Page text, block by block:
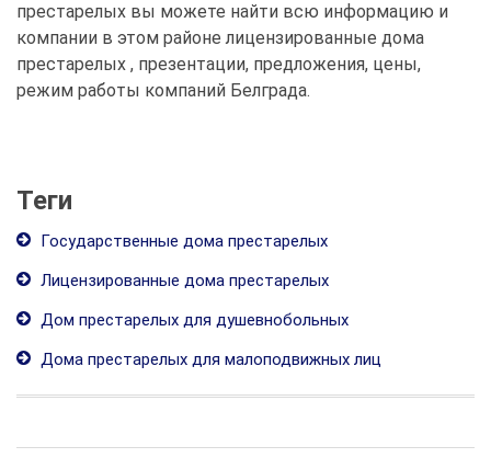
престарелых вы можете найти всю информацию и
компании в этом районе лицензированные дома
престарелых , презентации, предложения, цены,
режим работы компаний Белграда.
Теги
Государственные дома престарелых
Лицензированные дома престарелых
Дом престарелых для душевнобольных
Дома престарелых для малоподвижных лиц